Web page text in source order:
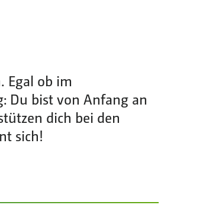
Egal ob im
Du bist von Anfang an
dich bei den
sich!